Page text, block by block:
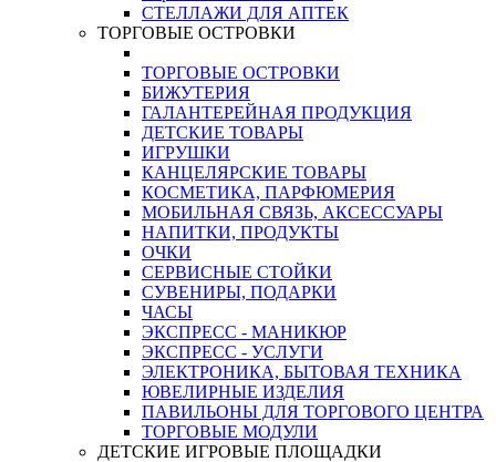
СТЕЛЛАЖИ ДЛЯ АПТЕК
ТОРГОВЫЕ ОСТРОВКИ
ТОРГОВЫЕ ОСТРОВКИ
БИЖУТЕРИЯ
ГАЛАНТЕРЕЙНАЯ ПРОДУКЦИЯ
ДЕТСКИЕ ТОВАРЫ
ИГРУШКИ
КАНЦЕЛЯРСКИЕ ТОВАРЫ
КОСМЕТИКА, ПАРФЮМЕРИЯ
МОБИЛЬНАЯ СВЯЗЬ, АКСЕССУАРЫ
НАПИТКИ, ПРОДУКТЫ
ОЧКИ
СЕРВИСНЫЕ СТОЙКИ
СУВЕНИРЫ, ПОДАРКИ
ЧАСЫ
ЭКСПРЕСС - МАНИКЮР
ЭКСПРЕСС - УСЛУГИ
ЭЛЕКТРОНИКА, БЫТОВАЯ ТЕХНИКА
ЮВЕЛИРНЫЕ ИЗДЕЛИЯ
ПАВИЛЬОНЫ ДЛЯ ТОРГОВОГО ЦЕНТРА
ТОРГОВЫЕ МОДУЛИ
ДЕТСКИЕ ИГРОВЫЕ ПЛОЩАДКИ